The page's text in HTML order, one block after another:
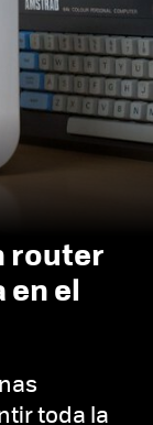
router
en el
toda la